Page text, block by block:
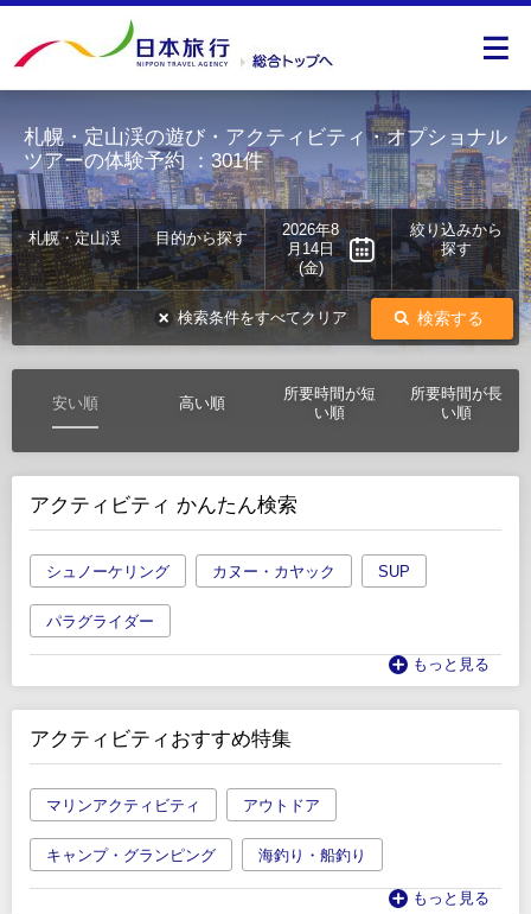
札幌・定山渓の遊び・アクティビティ・オプショナル
ツアーの体験予約 ：301件
札幌・定山渓 目的から探す
2026年8
月14日
(金)
絞り込みから
探す
検索する
検索条件をすべてクリア
安い順 高い順
所要時間が短
い順
所要時間が長
い順
アクティビティ かんたん検索
シュノーケリング カヌー・カヤック SUP
パラグライダー
もっと見る
アクティビティおすすめ特集
マリンアクティビティ アウトドア
キャンプ・グランピング 海釣り・船釣り
もっと見る